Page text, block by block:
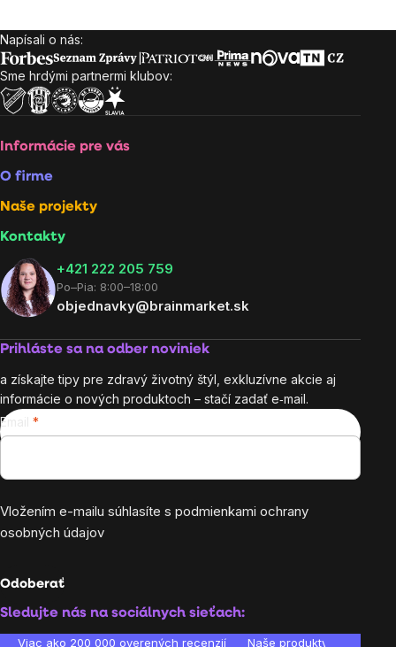
Zápätie
Napísali o nás:
Sme hrdými partnermi klubov:
Informácie pre vás
O firme
Naše projekty
Kontakty
+421 222 205 759
Po–Pia: 8:00–18:00
objednavky@brainmarket.sk
Prihláste sa na odber noviniek
a získajte tipy pre zdravý životný štýl, exkluzívne akcie aj
informácie o nových produktoch – stačí zadať e‑mail.
Email
Vložením e-mailu súhlasíte s podmienkami ochrany
osobných údajov
Odoberať
Sledujte nás na sociálnych sieťach:
Viac ako 200 000 overených recenzií Naše produkty sú